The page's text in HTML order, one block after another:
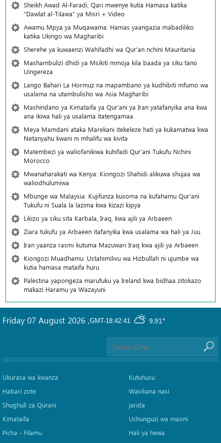
Sheikh Awad Al-Faradi, Qari mwenye kutia Hamasa katika
“Dawlat al-Tilawa” ya Misri + Video
Awamu Mpya ya Muqawama: Hamas yaangazia mabadiliko
katika Ukingo wa Magharibi
Sherehe ya kuwaenzi Wahifadhi wa Qur'an nchini Mauritania
Mashambulizi dhidi ya Msikiti mmoja kila baada ya siku tano
Uingereza
Lango Bahari La Hormuz na mapambano ya kudhibiti mfumo wa
usalama na utambulisho wa Asia Magharibi
Mashindano ya Kimataifa ya Qur'ani ya Iran yatafanyika ana kwa
ana ikiwa hali ya usalama itatengamaa
Meya Mamdani ataka Marekani itekeleze hati ya kukamatwa kwa
Netanyahu kwani ni mhalifu wa kivita
Matembezi ya waliofanikiwa kuhifadi Qur'ani Tukufu Nchini
Morocco
Mwanaharakati wa Kenya: Kiongozi Shahidi alikuwa shujaa wa
waliodhulumiwa
Mbunge wa Malaysia: Kujifunza kusoma na kufahamu Qur’ani
Tukufu ni Suala la lazima kwa kizazi kipya
Likizo ya siku sita Karbala, Iraq, kwa ajili ya Arbaeen
Ziara tukufu ya Arbaeen itafanyika kwa usalama wa hali ya Juu
Iran yaanza rasmi kutuma Mazuwari Iraq kwa ajili ya Arbaeen
Kiongozi Muadhamu: Ustahimilivu wa Hizbullah ni ujumbe wa
kutia hamasa mataifa huru
Palestina yapongeza marufuku ya Ireland kwa bidhaa zitokazo
makazi Haramu ya Wazayuni
GMT-18:42:41 9.91°
Friday 07 August 2026 ,
Ukurasa wa kwanza
Habari zote
Shughuli za Qurani
Kimataifa
Picha‎ - Filamu‎
Kutuhusu
Wasiliana nasi
jarida
Uchunguzi wa maoni
Hali ya hewa